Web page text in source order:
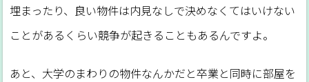
埋まったり、良い物件は内見なしで決めなくてはいけない
ことがあるくらい競争が起きることもあるんですよ。
あと、大学のまわりの物件なんかだと卒業と同時に部屋を